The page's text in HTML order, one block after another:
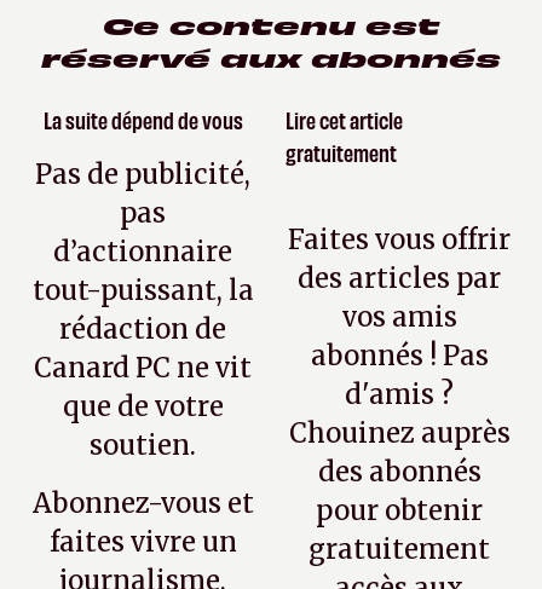
Ce contenu est
réservé aux abonnés
La suite dépend de vous
Pas de publicité,
pas
d’actionnaire
tout-puissant, la
rédaction de
Canard PC ne vit
que de votre
soutien.
Abonnez-vous et
faites vivre un
journalisme,
Lire cet article
gratuitement
Faites vous offrir
des articles par
vos amis
abonnés ! Pas
d'amis ?
Chouinez auprès
des abonnés
pour obtenir
gratuitement